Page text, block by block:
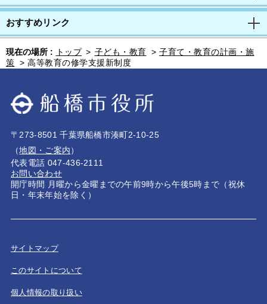
おすすめリンク
現在の場所 : トップ > 子ども・教育 > 子育て・教育の計画・施
策 > 高等教育の修学支援新制度
〒273-8501 千葉県船橋市湊町2-10-25
（地図・ご案内）
代表電話 047-436-2111
お問い合わせ
開庁時間 月曜から金曜までの午前9時から午後5時まで（祝休
日・年末年始を除く）
サイトマップ
このサイトについて
個人情報の取り扱い